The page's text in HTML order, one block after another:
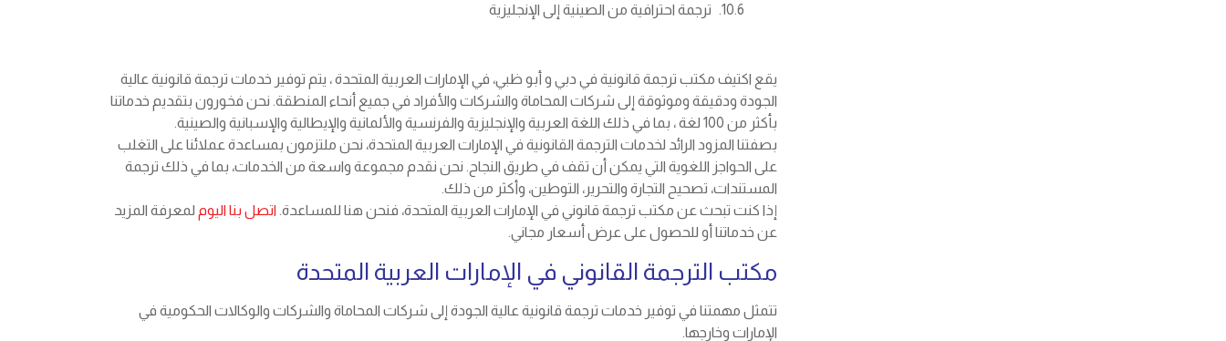
ترجمة احترافية من الصينية إلى الإنجليزية
يقع اكتيف مكتب ترجمة قانونية في دبي و أبو ظبي، في الإمارات العربية المتحدة ، يتم توفير خدمات ترجمة قانونية عالية
الجودة ودقيقة وموثوقة إلى شركات المحاماة والشركات والأفراد في جميع أنحاء المنطقة. نحن فخورون بتقديم خدماتنا
بأكثر من 100 لغة ، بما في ذلك اللغة العربية والإنجليزية والفرنسية والألمانية والإيطالية والإسبانية والصينية.
بصفتنا المزود الرائد لخدمات الترجمة القانونية في الإمارات العربية المتحدة، نحن ملتزمون بمساعدة عملائنا على التغلب
على الحواجز اللغوية التي يمكن أن تقف في طريق النجاح. نحن نقدم مجموعة واسعة من الخدمات، بما في ذلك ترجمة
المستندات، تصحيح التجارة والتحرير، التوطين، وأكثر من ذلك.
إذا كنت تبحث عن مكتب ترجمة قانوني في الإمارات العربية المتحدة، فنحن هنا للمساعدة. اتصل بنا اليوم لمعرفة المزيد
عن خدماتنا أو للحصول على عرض أسعار مجاني.
مكتب الترجمة القانوني في الإمارات العربية المتحدة
تتمثل مهمتنا في توفير خدمات ترجمة قانونية عالية الجودة إلى شركات المحاماة والشركات والوكالات الحكومية في
الإمارات وخارجها.